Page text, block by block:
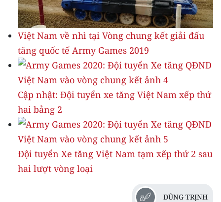
Việt Nam về nhì tại Vòng chung kết giải đấu
tăng quốc tế Army Games 2019
Cập nhật: Đội tuyển xe tăng Việt Nam xếp thứ
hai bảng 2
Đội tuyển Xe tăng Việt Nam tạm xếp thứ 2 sau
hai lượt vòng loại
DŨNG TRỊNH